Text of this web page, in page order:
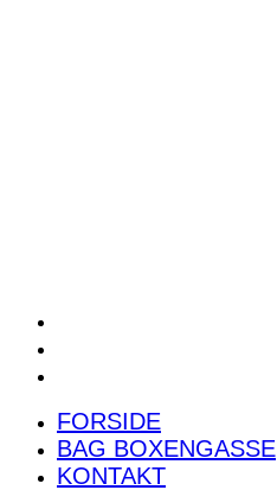
FORSIDE
BAG BOXENGASSE
KONTAKT